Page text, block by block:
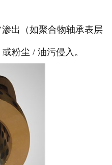
出（如聚合物轴承表层
粉尘 / 油污侵入。